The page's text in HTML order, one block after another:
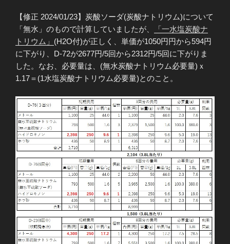
【修正 2024/01/23】炭酸ソーダ(炭酸ナトリウム)について
「無水」のもので計算していましたが、
「一水塩炭酸ナ
トリウム」 (H2O付)が正しく、単価が1050円円から594円
に下がり、D-72が2677円/5回から2312円/5回に下がりま
した。なお、必要量は、(無水炭酸ナトリウム必要量)ｘ
1.17＝(1水塩炭酸ナトリウム必要量)とのこと。